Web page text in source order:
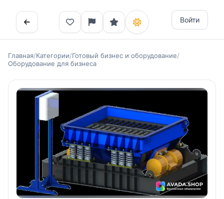
Войти
Главная/Категории/Готовый бизнес и оборудование/
Оборудование для бизнеса